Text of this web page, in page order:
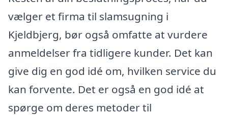
vælger et firma til slamsugning i
Kjeldbjerg, bør også omfatte at vurdere
anmeldelser fra tidligere kunder. Det kan
give dig en god idé om, hvilken service du
kan forvente. Det er også en god idé at
spørge om deres metoder til